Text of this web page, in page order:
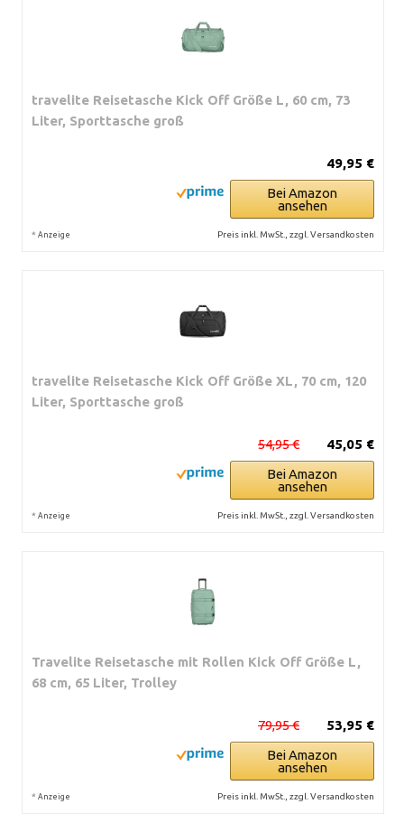
travelite Reisetasche Kick Off Größe L, 60 cm, 73
Liter, Sporttasche groß
49,95 €
Bei Amazon
ansehen
* Anzeige Preis inkl. MwSt., zzgl. Versandkosten
travelite Reisetasche Kick Off Größe XL, 70 cm, 120
Liter, Sporttasche groß
45,05 €
54,95 €
Bei Amazon
ansehen
* Anzeige Preis inkl. MwSt., zzgl. Versandkosten
Travelite Reisetasche mit Rollen Kick Off Größe L,
68 cm, 65 Liter, Trolley
53,95 €
79,95 €
Bei Amazon
ansehen
* Anzeige Preis inkl. MwSt., zzgl. Versandkosten